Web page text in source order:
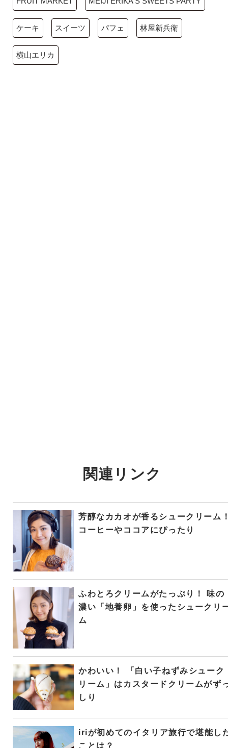
ケーキ スイーツ パフェ 林屋新兵衛
横山エリカ
関連リンク
芳醇なカカオが香るシュークリーム
コーヒーやココアにぴったり
ふわとろクリームがたっぷり！ 味の
濃い「地養卵」を使ったシュークリ
ム
かわいい！ 「白い子ねずみシューク
リーム」はカスタードクリームがず
しり
iriが初めてのイタリア旅行で堪能し
ことは？